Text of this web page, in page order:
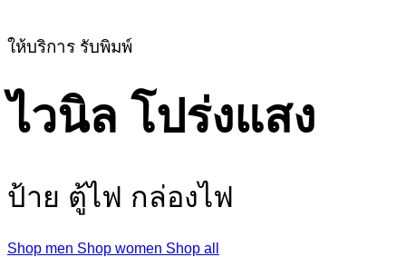
ให้บริการ รับพิมพ์
ไวนิล โปร่งแสง
ป้าย ตู้ไฟ กล่องไฟ
Shop men Shop women Shop all